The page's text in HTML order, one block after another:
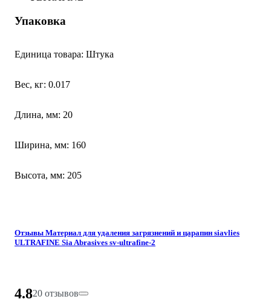
Упаковка
Единица товара: Штука
Вес, кг: 0.017
Длина, мм: 20
Ширина, мм: 160
Высота, мм: 205
Отзывы Материал для удаления загрязнений и царапин siavlies
ULTRAFINE Sia Abrasives sv-ultrafine-2
4.820 отзывов